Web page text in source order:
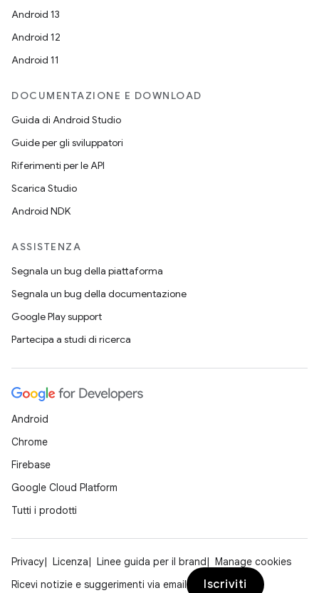
Android 13
Android 12
Android 11
DOCUMENTAZIONE E DOWNLOAD
Guida di Android Studio
Guide per gli sviluppatori
Riferimenti per le API
Scarica Studio
Android NDK
ASSISTENZA
Segnala un bug della piattaforma
Segnala un bug della documentazione
Google Play support
Partecipa a studi di ricerca
Android
Chrome
Firebase
Google Cloud Platform
Tutti i prodotti
Privacy Licenza Linee guida per il brand
Manage cookies
Ricevi notizie e suggerimenti via email
Iscriviti